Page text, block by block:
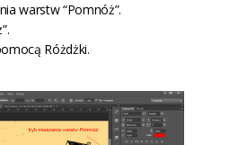
warstw “Pomnóż”.
Różdżki.